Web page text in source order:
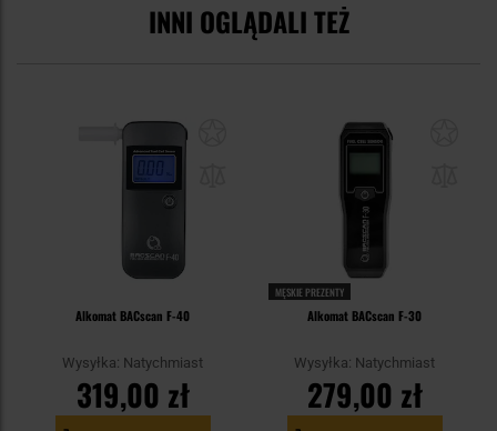
INNI OGLĄDALI TEŻ
Alkomat BACscan F-40
Wysyłka: Natychmiast
319,00 zł
MĘSKIE PREZENTY
Alkomat BACscan F-30
Wysyłka: Natychmiast
279,00 zł